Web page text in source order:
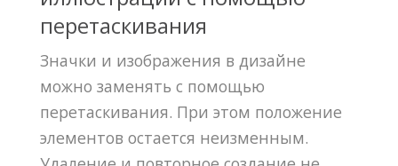
перетаскивания
Значки и изображения в дизайне
можно заменять с помощью
перетаскивания. При этом положение
элементов остается неизменным.